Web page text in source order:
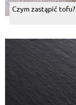
Czym zastąpić